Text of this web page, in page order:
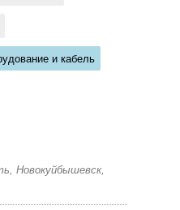
и кабель
Новокуйбышевск,